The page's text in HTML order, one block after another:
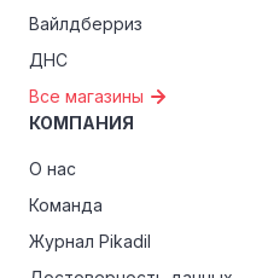
Вайлдберриз
ДНС
Все магазины
КОМПАНИЯ
О нас
Команда
Журнал Pikadil